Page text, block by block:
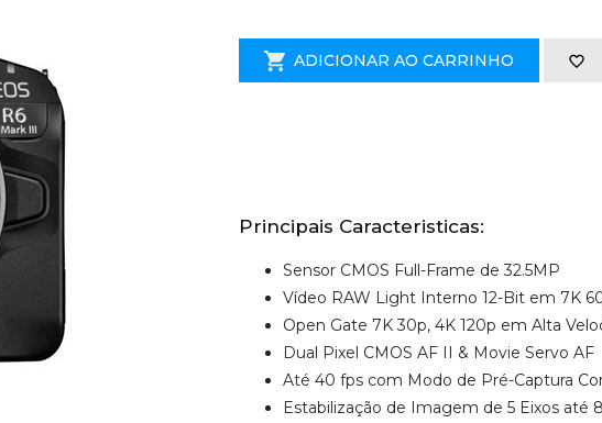
ADICIONAR AO CARRINHO
Principais Caracteristicas:
Sensor CMOS Full-Frame de 32.5MP
Vídeo RAW Light Interno 12-Bit em 7K
Open Gate 7K 30p, 4K 120p em Alta
Dual Pixel CMOS AF II & Movie Servo AF
Até 40 fps com Modo de Pré-Captura
Estabilização de Imagem de 5 Eixos até